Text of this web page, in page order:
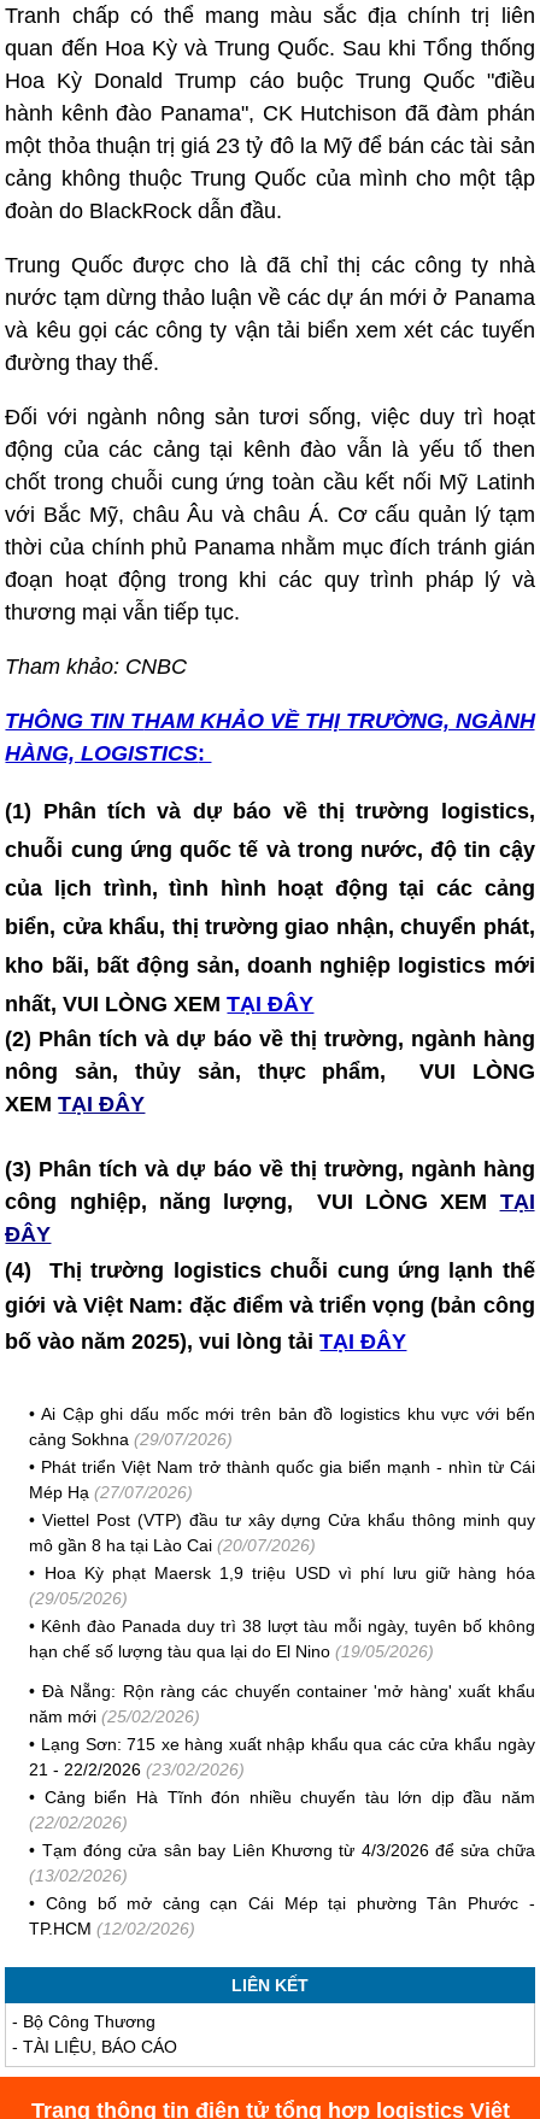
Tranh chấp có thể mang màu sắc địa chính trị liên
quan đến Hoa Kỳ và Trung Quốc. Sau khi Tổng thống
Hoa Kỳ Donald Trump cáo buộc Trung Quốc "điều
hành kênh đào Panama", CK Hutchison đã đàm phán
một thỏa thuận trị giá 23 tỷ đô la Mỹ để bán các tài sản
cảng không thuộc Trung Quốc của mình cho một tập
đoàn do BlackRock dẫn đầu.
Trung Quốc được cho là đã chỉ thị các công ty nhà
nước tạm dừng thảo luận về các dự án mới ở Panama
và kêu gọi các công ty vận tải biển xem xét các tuyến
đường thay thế.
Đối với ngành nông sản tươi sống, việc duy trì hoạt
động của các cảng tại kênh đào vẫn là yếu tố then
chốt trong chuỗi cung ứng toàn cầu kết nối Mỹ Latinh
với Bắc Mỹ, châu Âu và châu Á. Cơ cấu quản lý tạm
thời của chính phủ Panama nhằm mục đích tránh gián
đoạn hoạt động trong khi các quy trình pháp lý và
thương mại vẫn tiếp tục.
Tham khảo: CNBC
THÔNG TIN THAM KHẢO VỀ THỊ TRƯỜNG, NGÀNH
HÀNG, LOGISTICS:
(1) Phân tích và dự báo về thị trường logistics,
chuỗi cung ứng quốc tế và trong nước, độ tin cậy
của lịch trình, tình hình hoạt động tại các cảng
biển, cửa khẩu, thị trường giao nhận, chuyển phát,
kho bãi, bất động sản, doanh nghiệp logistics mới
nhất, VUI LÒNG XEM TẠI ĐÂY
(2) Phân tích và dự báo về thị trường, ngành hàng
nông sản, thủy sản, thực phẩm, VUI LÒNG
XEMTẠI ĐÂY
(3) Phân tích và dự báo về thị trường, ngành hàng
công nghiệp, năng lượng, VUI LÒNG XEM TẠI
ĐÂY
(4)Thị trường logistics chuỗi cung ứng lạnh thế
giới và Việt Nam: đặc điểm và triển vọng (bản công
bố vào năm 2025), vui lòng tảiTẠI ĐÂY
•Ai Cập ghi dấu mốc mới trên bản đồ logistics khu vực với bến
cảng Sokhna (29/07/2026)
• Phát triển Việt Nam trở thành quốc gia biển mạnh - nhìn từ Cái
Mép Hạ (27/07/2026)
•Viettel Post (VTP) đầu tư xây dựng Cửa khẩu thông minh quy
mô gần 8 ha tại Lào Cai (20/07/2026)
• Hoa Kỳ phạt Maersk 1,9 triệu USD vì phí lưu giữ hàng hóa
(29/05/2026)
• Kênh đào Panada duy trì 38 lượt tàu mỗi ngày, tuyên bố không
hạn chế số lượng tàu qua lại do El Nino (19/05/2026)
• Đà Nẵng: Rộn ràng các chuyến container 'mở hàng' xuất khẩu
năm mới (25/02/2026)
• Lạng Sơn: 715 xe hàng xuất nhập khẩu qua các cửa khẩu ngày
21 - 22/2/2026 (23/02/2026)
• Cảng biển Hà Tĩnh đón nhiều chuyến tàu lớn dịp đầu năm
(22/02/2026)
• Tạm đóng cửa sân bay Liên Khương từ 4/3/2026 để sửa chữa
(13/02/2026)
•Công bố mở cảng cạn Cái Mép tại phường Tân Phước -
TP.HCM (12/02/2026)
LIÊN KẾT
- Bộ Công Thương
-TÀI LIỆU, BÁO CÁO
Trang thông tin điện tử tổng hợp logistics Việt